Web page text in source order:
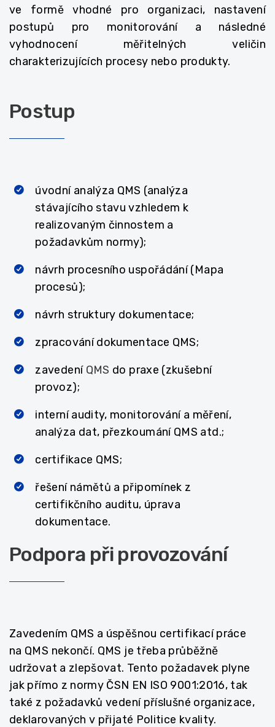
ve formě vhodné pro organizaci, nastavení
postupů pro monitorování a následné
vyhodnocení měřitelných veličin
charakterizujících procesy nebo produkty.
Postup
úvodní analýza QMS (analýza
stávajícího stavu vzhledem k
realizovaným činnostem a
požadavkům normy);
návrh procesního uspořádání (Mapa
procesů);
návrh struktury dokumentace;
zpracování dokumentace QMS;
zavedení QMS do praxe (zkušební
provoz);
interní audity, monitorování a měření,
analýza dat, přezkoumání QMS atd.;
certifikace QMS;
řešení námětů a připomínek z
certifikčního auditu, úprava
dokumentace.
Podpora při provozování
Zavedením QMS a úspěšnou certifikací práce
na QMS nekončí. QMS je třeba průběžně
udržovat a zlepšovat. Tento požadavek plyne
jak přímo z normy ČSN EN ISO 9001:2016, tak
také z požadavků vedení příslušné organizace,
deklarovaných v přijaté Politice kvality.